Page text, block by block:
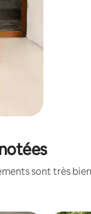
sont très